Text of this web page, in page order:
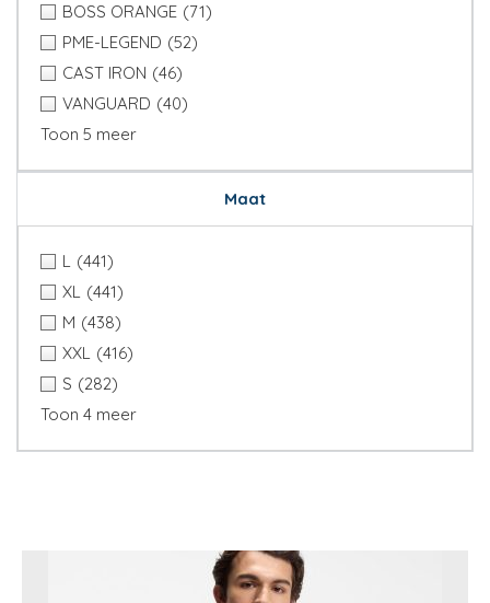
BOSS ORANGE (71)
PME-LEGEND (52)
CAST IRON (46)
VANGUARD (40)
Toon 5 meer
Maat
L (441)
XL (441)
M (438)
XXL (416)
S (282)
Toon 4 meer